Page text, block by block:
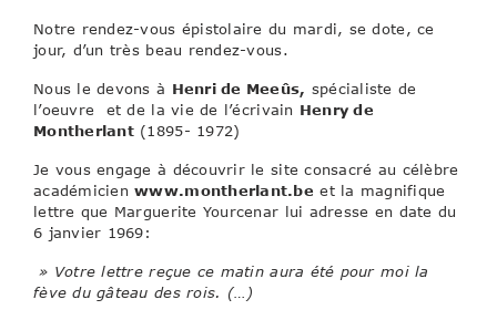
Notre rendez-vous épistolaire du mardi, se dote, ce
jour, d’un très beau rendez-vous.
Nous le devons à Henri de Meeûs, spécialiste de
l’oeuvre et de la vie de l’écrivain Henry de
Montherlant(1895- 1972)
Je vous engage à découvrir le site consacré au célèbre
académicienwww.montherlant.be et la magnifique
lettre que Marguerite Yourcenar lui adresse en date du
6 janvier 1969:
» Votre lettre reçue ce matin aura été pour moi la
fève du gâteau des rois. (…)